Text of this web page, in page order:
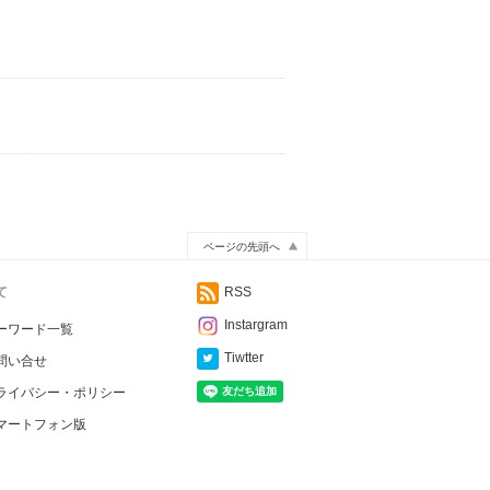
ページの先頭へ
ワード一覧
い合せ
イバシー・ポリシー
ートフォン版
RSS
Instargram
Tiwtter